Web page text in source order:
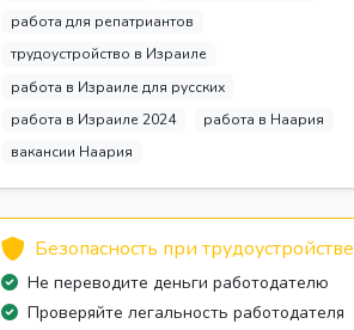
работа для репатриантов
трудоустройство в Израиле
работа в Израиле для русских
работа в Израиле 2024
работа в Наария
вакансии Наария
Безопасность при трудоустройстве
Не переводите деньги работодателю
Проверяйте легальность работодателя